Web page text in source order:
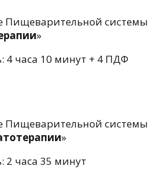
Пищеварительной системы
»
4 часа 10 минут + 4 ПДФ
Пищеварительной системы
»
2 часа 35 минут